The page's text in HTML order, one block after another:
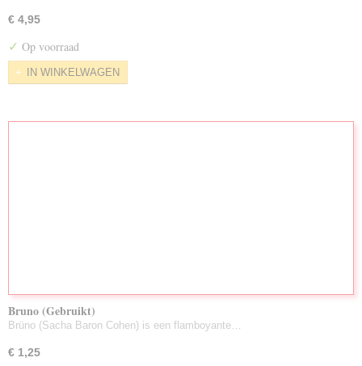
€ 4,95
✓ Op voorraad
IN WINKELWAGEN
Bruno (Gebruikt)
Brüno (Sacha Baron Cohen) is een flamboyante…
€ 1,25